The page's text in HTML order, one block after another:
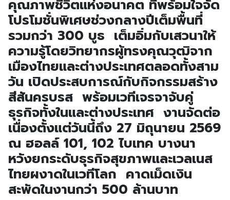
คุณภาพชีวิตแห่งอนาคต ที่พร้อมใจจัด
โปรโมชั่นพิเศษช่วงกลางปีเต็มพื้นที่
รวมกว่า 300 บูธ เต็มอิ่มกับเสวนาให้
ความรู้โดยวิทยากรผู้ทรงคุณวุฒิจาก
เมืองไทยและต่างประเทศตลอดทั้งสาม
วัน เปิดประสบการณ์กับกิจกรรมสร้าง
สีสันครบรส พร้อมเวทีเจรจาจับคู่
ธุรกิจทั้งในและต่างประเทศ งานจัดต่อ
เนื่องตั้งแต่วันนี้ถึง 27 มิถุนายน 2569
ณ ฮอลล์ 101, 102 ไบเทค บางนา
หวังยกระดับธุรกิจสุขภาพและเวลเนส
ไทยผงาดในเวทีโลก คาดเม็ดเงิน
สะพัดในงานกว่า 500 ล้านบาท